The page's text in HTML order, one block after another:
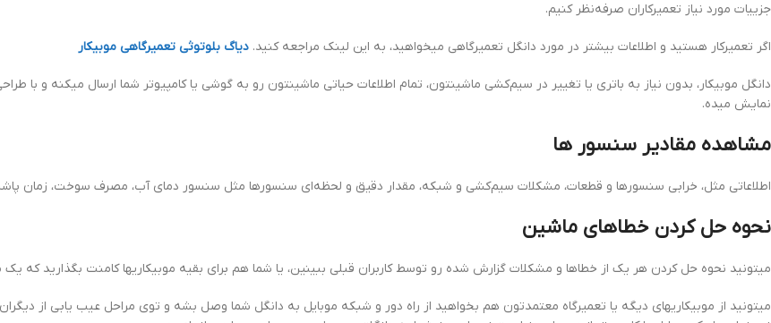
جزییات مورد نیاز تعمیرکاران صرفه‌نظر کنیم.
اگر تعمیرکار هستید و اطلاعات بیشتر در مورد دانگل تعمیرگاهی میخواهید، به این لینک مراجعه کنید. دیاگ بلوتوثی تعمیرگاهی موبیکار
دانگل موبیکار، بدون نیاز به باتری یا تغییر در سیم‌کشی ماشینتون، تمام اطلاعات حیاتی ماشینتون رو به گوشی یا کامپیوتر شما ارسال میکنه و با
نمایش میده.
مشاهده مقادیر سنسور ها
اطلاعاتی مثل، خرابی سنسورها و قطعات، مشکلات سیم‌کشی و شبکه، مقدار دقیق و لحظه‌ای سنسورها مثل سنسور دمای آب، مصرف سوخت، زمان
نحوه حل کردن خطاهای ماشین
میتونید نحوه حل کردن هر یک از خطاها و مشکلات گزارش شده رو توسط کاربران قبلی ببینین، یا شما هم برای بقیه موبیکاریها کامنت بگذارید
میتونید از موبیکاریهای دیگه یا تعمیرگاه معتمدتون هم بخواهید از راه دور و شبکه موبایل به دانگل شما وصل بشه و توی مراحل عیب یابی از